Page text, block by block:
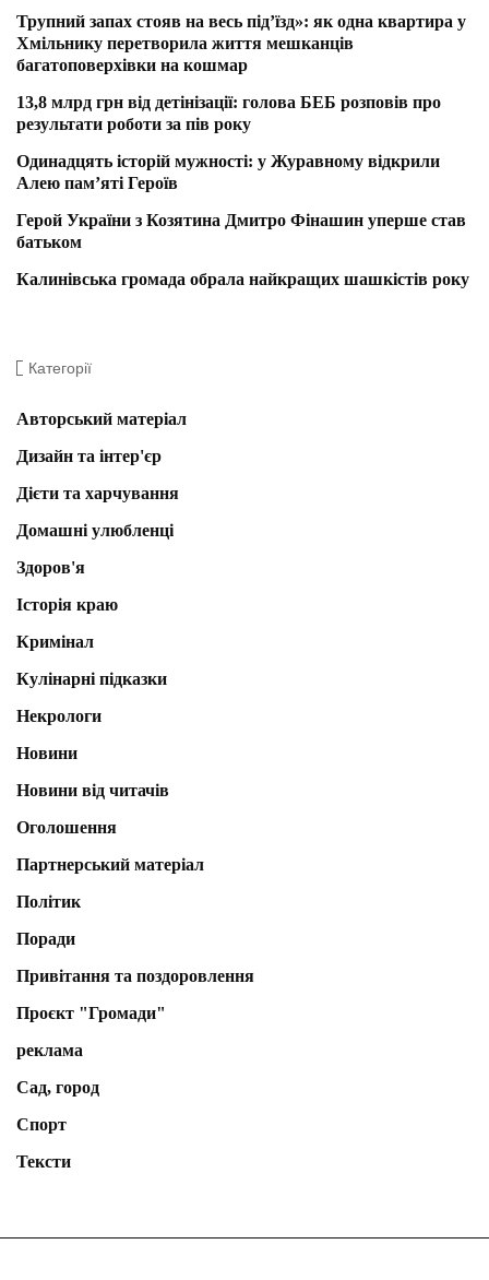
Трупний запах стояв на весь під’їзд»: як одна квартира у
Хмільнику перетворила життя мешканців
багатоповерхівки на кошмар
13,8 млрд грн від детінізації: голова БЕБ розповів про
результати роботи за пів року
Одинадцять історій мужності: у Журавному відкрили
Алею пам’яті Героїв
Герой України з Козятина Дмитро Фінашин уперше став
батьком
Калинівська громада обрала найкращих шашкістів року
Категорії
Авторський матеріал
Дизайн та інтер'єр
Дієти та харчування
Домашні улюбленці
Здоров'я
Історія краю
Кримінал
Кулінарні підказки
Некрологи
Новини
Новини від читачів
Оголошення
Партнерський матеріал
Політик
Поради
Привітання та поздоровлення
Проєкт "Громади"
реклама
Сад, город
Спорт
Тексти